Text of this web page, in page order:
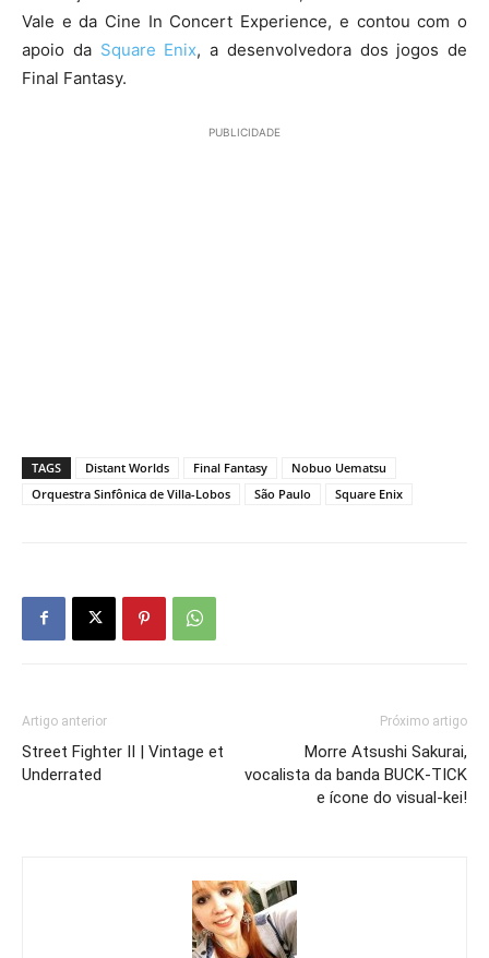
Vale e da Cine In Concert Experience, e contou com o
apoio da Square Enix, a desenvolvedora dos jogos de
Final Fantasy.
PUBLICIDADE
TAGS Distant Worlds Final Fantasy
Nobuo Uematsu
Orquestra Sinfônica de Villa-Lobos
São Paulo Square Enix
Artigo anterior
Street Fighter II | Vintage et
Underrated
Próximo artigo
Morre Atsushi Sakurai,
vocalista da banda BUCK-TICK
e ícone do visual-kei!